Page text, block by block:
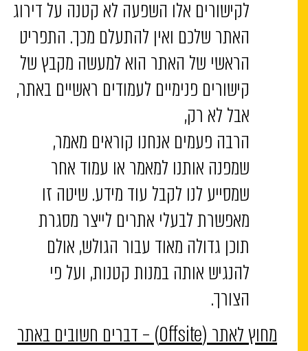
לקישורים אלו השפעה לא קטנה על דירוג
האתר שלכם ואין להתעלם מכך. התפריט
הראשי של האתר הוא למעשה מקבץ של
קישורים פנימיים לעמודים ראשיים באתר,
אבל לא רק,
הרבה פעמים אנחנו קוראים מאמר,
שמפנה אותנו למאמר או עמוד אחר
שמסייע לנו לקבל עוד מידע. שיטה זו
מאפשרת לבעלי אתרים לייצר מסגרת
תוכן גדולה מאוד עבור הגולש, אולם
להנגיש אותה במנות קטנות, ועל פי
הצורך.
מחוץ לאתר (Offsite) – דברים חשובים באתר